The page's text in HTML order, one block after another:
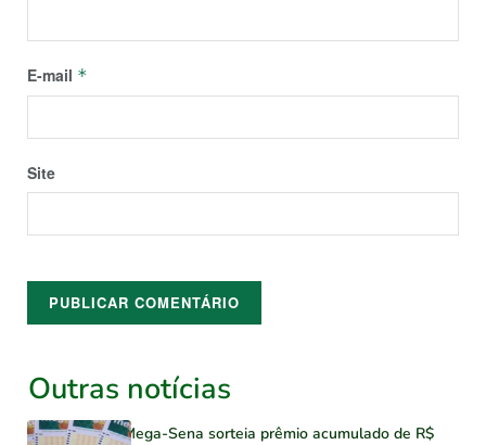
E-mail *
Site
Outras notícias
Mega-Sena sorteia prêmio acumulado de R$